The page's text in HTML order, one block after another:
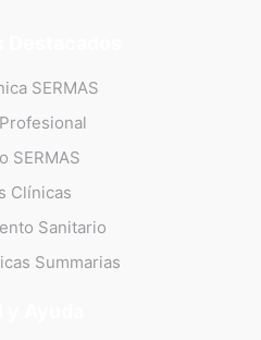
SERMAS
SERMAS
Clínicas
Sanitario
Summarias